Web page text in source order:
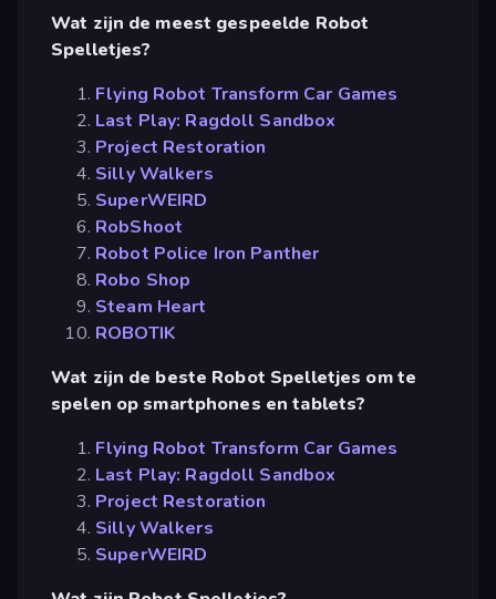
Wat zijn de meest gespeelde Robot
Spelletjes?
Flying Robot Transform Car Games
Last Play: Ragdoll Sandbox
Project Restoration
Silly Walkers
SuperWEIRD
RobShoot
Robot Police Iron Panther
Robo Shop
Steam Heart
ROBOTIK
Wat zijn de beste Robot Spelletjes om te
spelen op smartphones en tablets?
Flying Robot Transform Car Games
Last Play: Ragdoll Sandbox
Project Restoration
Silly Walkers
SuperWEIRD